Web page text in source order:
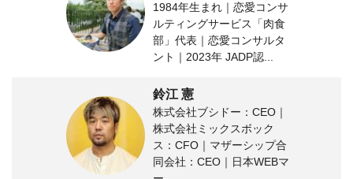
1984年生まれ｜恋愛コンサ
ルティングサービス「肉食
部」代表｜恋愛コンサルタ
ント｜2023年 JADP認...
鈴江 憲
株式会社ブシドー：CEO｜
株式会社ミックスボック
ス：CFO｜マザーシップ合
同会社：CEO｜日本WEBマ